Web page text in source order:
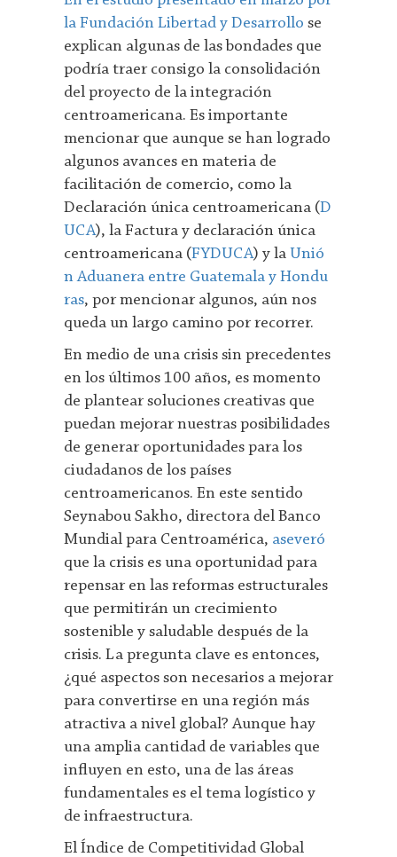
la Fundación Libertad y Desarrollo se
explican algunas de las bondades que
podría traer consigo la consolidación
del proyecto de la integración
centroamericana. Es importante
mencionar que aunque se han logrado
algunos avances en materia de
facilitación de comercio, como la
Declaración única centroamericana (D
UCA), la Factura y declaración única
centroamericana (FYDUCA) y la Unió
n Aduanera entre Guatemala y Hondu
ras, por mencionar algunos, aún nos
queda un largo camino por recorrer.
En medio de una crisis sin precedentes
en los últimos 100 años, es momento
de plantear soluciones creativas que
puedan mejorar nuestras posibilidades
de generar oportunidades para los
ciudadanos de los países
centroamericanos. En este sentido
Seynabou Sakho, directora del Banco
Mundial para Centroamérica, aseveró
que la crisis es una oportunidad para
repensar en las reformas estructurales
que permitirán un crecimiento
sostenible y saludable después de la
crisis. La pregunta clave es entonces,
¿qué aspectos son necesarios a mejorar
para convertirse en una región más
atractiva a nivel global? Aunque hay
una amplia cantidad de variables que
influyen en esto, una de las áreas
fundamentales es el tema logístico y
de infraestructura.
El Índice de Competitividad Global